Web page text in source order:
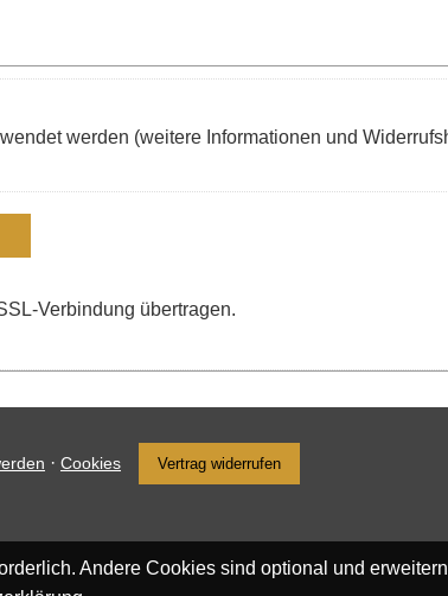
werden (weitere Informationen und
Verbindung übertragen.
· Cookies Vertrag widerrufen
Andere Cookies sind optional und